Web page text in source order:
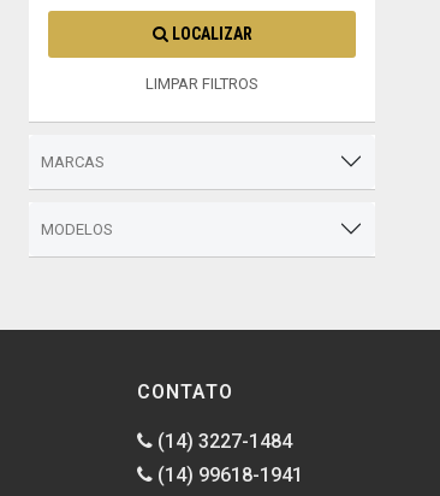
LOCALIZAR
LIMPAR FILTROS
MARCAS
MODELOS
CONTATO
(14) 3227-1484
(14) 99618-1941